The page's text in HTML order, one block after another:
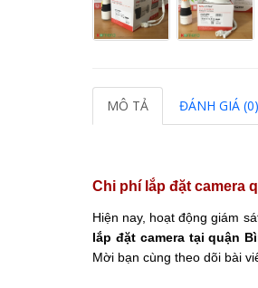
MÔ TẢ ĐÁNH GIÁ (0)
Chi phí lắp đặt camera
lắp đặt camera tại quận
Mời bạn cùng theo dõi bài